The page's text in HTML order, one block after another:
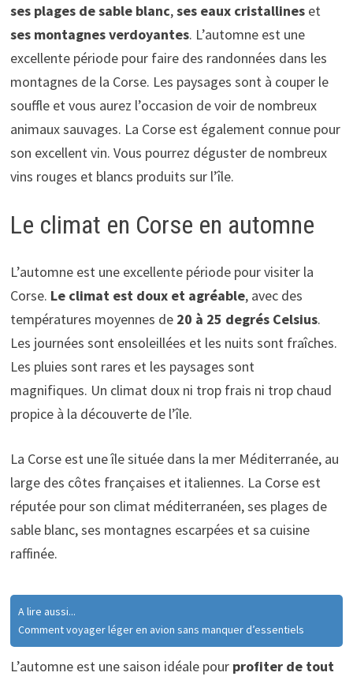
ses plages de sable blanc,ses eaux cristallineset
ses montagnes verdoyantes. L’automne est une
excellente période pour faire des randonnées dans les
montagnes de la Corse. Les paysages sont à couper le
souffle et vous aurez l’occasion de voir de nombreux
animaux sauvages. La Corse est également connue pour
son excellent vin. Vous pourrez déguster de nombreux
vins rouges et blancs produits sur l’île.
Le climat en Corse en automne
L’automne est une excellente période pour visiter la
Corse. Le climat est doux et agréable, avec des
températures moyennes de20 à 25 degrés Celsius.
Les journées sont ensoleillées et les nuits sont fraîches.
Les pluies sont rares et les paysages sont
magnifiques. Un climat doux ni trop frais ni trop chaud
propice à la découverte de l’île.
La Corse est une île située dans la mer Méditerranée, au
large des côtes françaises et italiennes. La Corse est
réputée pour son climat méditerranéen, ses plages de
sable blanc, ses montagnes escarpées et sa cuisine
raffinée.
A lire aussi...
Comment voyager léger en avion sans manquer d’essentiels
L’automne est une saison idéale pour profiter de tout